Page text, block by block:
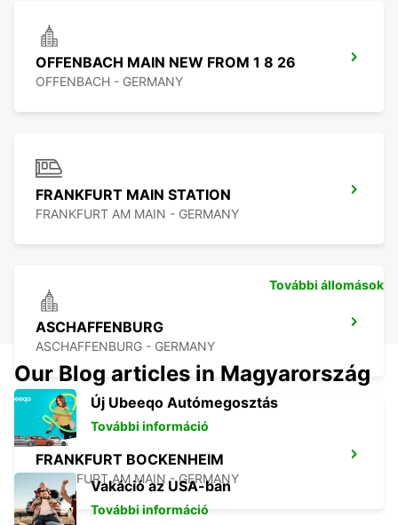
OFFENBACH MAIN NEW FROM 1 8 26
OFFENBACH - GERMANY
FRANKFURT MAIN STATION
FRANKFURT AM MAIN - GERMANY
ASCHAFFENBURG
ASCHAFFENBURG - GERMANY
FRANKFURT BOCKENHEIM
FRANKFURT AM MAIN - GERMANY
További állomások
Our Blog articles in Magyarország
Új Ubeeqo Autómegosztás
További információ
Vakáció az USA-ban
További információ